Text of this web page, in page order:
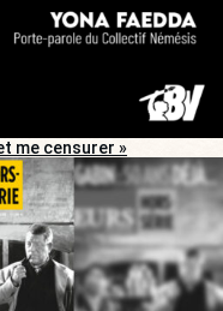
me censurer »